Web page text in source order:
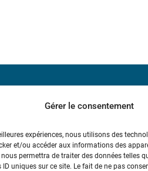
Gérer le consentement
expériences, nous utilisons des
et/ou accéder aux informations des
permettra de traiter des données telles
uniques sur ce site. Le fait de ne pas
Ampère